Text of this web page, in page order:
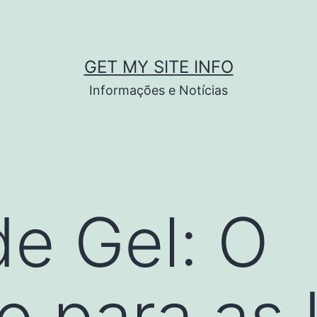
GET MY SITE INFO
Informações e Notícias
Gel: O